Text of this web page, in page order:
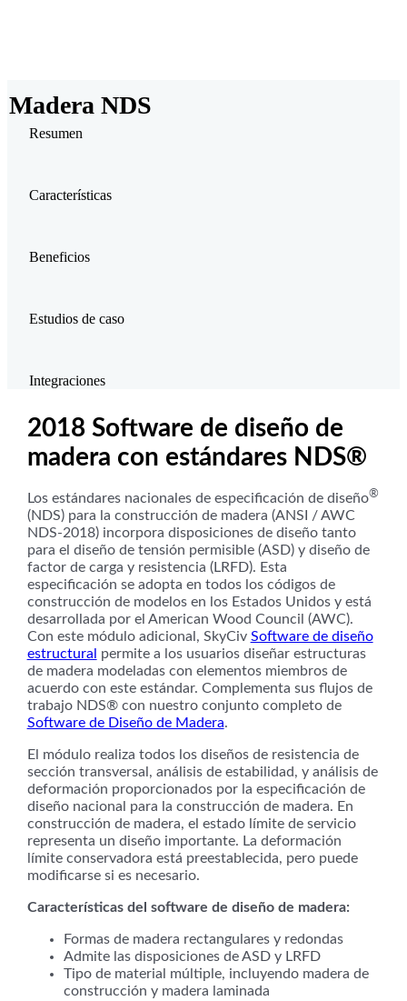
Madera NDS
Resumen
Características
Beneficios
Estudios de caso
Integraciones
2018 Software de diseño de
madera con estándares NDS®
Los estándares nacionales de especificación de diseño®
(NDS) para la construcción de madera (ANSI / AWC
NDS-2018) incorpora disposiciones de diseño tanto
para el diseño de tensión permisible (ASD) y diseño de
factor de carga y resistencia (LRFD). Esta
especificación se adopta en todos los códigos de
construcción de modelos en los Estados Unidos y está
desarrollada por el American Wood Council (AWC).
Con este módulo adicional, SkyCiv Software de diseño
estructural
permite a los usuarios diseñar estructuras
de madera modeladas con elementos miembros de
acuerdo con este estándar. Complementa sus flujos de
trabajo NDS® con nuestro conjunto completo de
Software de Diseño de Madera.
El módulo realiza todos los diseños de resistencia de
sección transversal, análisis de estabilidad, y análisis de
deformación proporcionados por la especificación de
diseño nacional para la construcción de madera. En
construcción de madera, el estado límite de servicio
representa un diseño importante. La deformación
límite conservadora está preestablecida, pero puede
modificarse si es necesario.
Características del software de diseño de madera:
Formas de madera rectangulares y redondas
Admite las disposiciones de ASD y LRFD
Tipo de material múltiple, incluyendo madera de
construcción y madera laminada